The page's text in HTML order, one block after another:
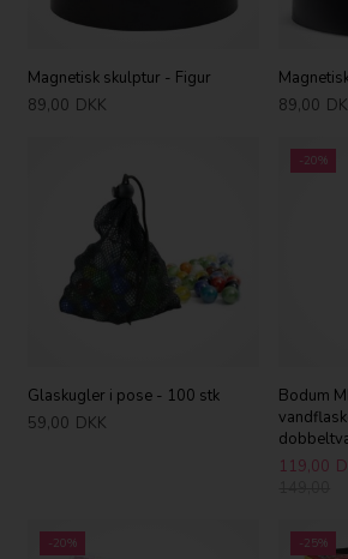
Magnetisk skulptur - Figur
89,00 DKK
89,00
Glaskugler i pose - 100 stk
59,00 DKK
-20%
Bodum
119,00
-20% -25%